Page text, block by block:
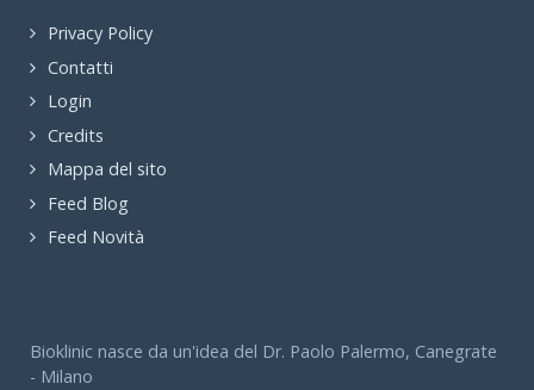
Privacy Policy
Contatti
Login
Credits
Mappa del sito
Feed Blog
Feed Novità
Bioklinic nasce da un'idea del Dr. Paolo Palermo, Canegrate
- Milano